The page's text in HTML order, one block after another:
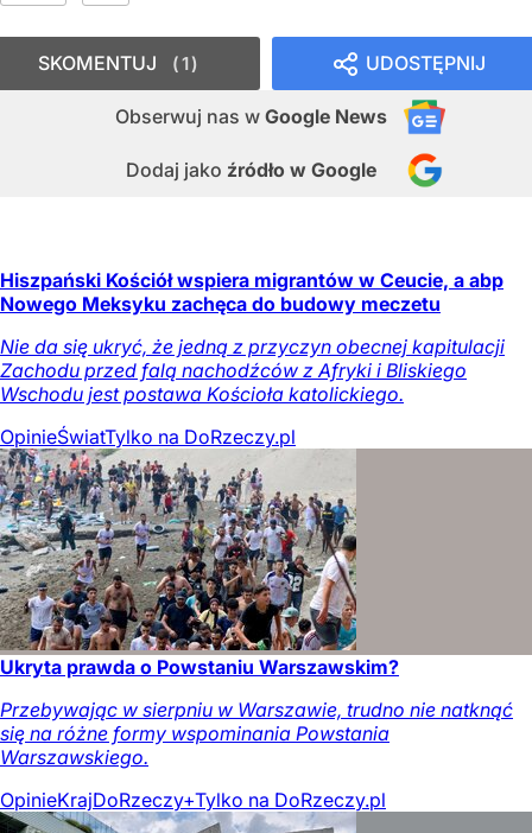
UDOSTĘPNIJ
Obserwuj nas w Google News
Dodaj jako źródło w Google
SKOMENTUJ 1
Hiszpański Kościół wspiera migrantów w Ceucie, a abp
Nowego Meksyku zachęca do budowy meczetu
Nie da się ukryć, że jedną z przyczyn obecnej kapitulacji
Zachodu przed falą nachodźców z Afryki i Bliskiego
Wschodu jest postawa Kościoła katolickiego.
OpinieŚwiatTylko na DoRzeczy.pl
Ukryta prawda o Powstaniu Warszawskim?
Przebywając w sierpniu w Warszawie, trudno nie natknąć
się na różne formy wspominania Powstania
Warszawskiego.
OpinieKrajDoRzeczy+Tylko na DoRzeczy.pl